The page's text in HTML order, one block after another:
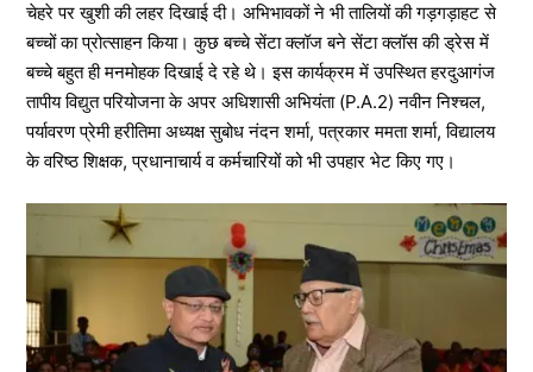
चेहरे पर खुशी की लहर दिखाई दी। अभिभावकों ने भी तालियों की गड़गड़ाहट से
बच्चों का प्रोत्साहन किया। कुछ बच्चे सेंटा क्लॉज बने सेंटा क्लॉस की ड्रेस में
बच्चे बहुत ही मनमोहक दिखाई दे रहे थे। इस कार्यक्रम में उपस्थित हरदुआगंज
तापीय विद्युत परियोजना के अपर अधिशासी अभियंता (P.A.2) नवीन निश्चल,
पर्यावरण प्रेमी हरीतिमा अध्यक्ष सुबोध नंदन शर्मा, पत्रकार ममता शर्मा, विद्यालय
के वरिष्ठ शिक्षक, प्रधानाचार्य व कर्मचारियों को भी उपहार भेट किए गए।